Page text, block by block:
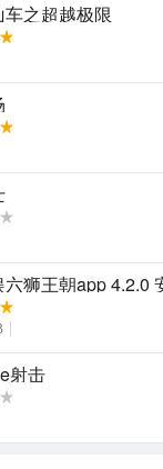
之超越极限
狮王朝app 4.2.0
射击